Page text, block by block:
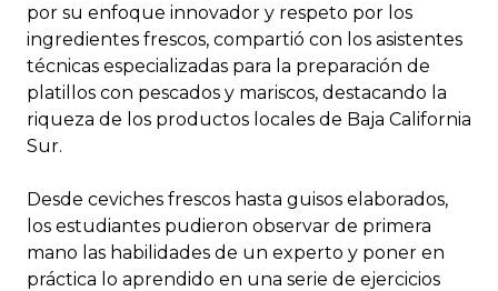
por su enfoque innovador y respeto por los
ingredientes frescos, compartió con los asistentes
técnicas especializadas para la preparación de
platillos con pescados y mariscos, destacando la
riqueza de los productos locales de Baja California
Sur.
Desde ceviches frescos hasta guisos elaborados,
los estudiantes pudieron observar de primera
mano las habilidades de un experto y poner en
práctica lo aprendido en una serie de ejercicios